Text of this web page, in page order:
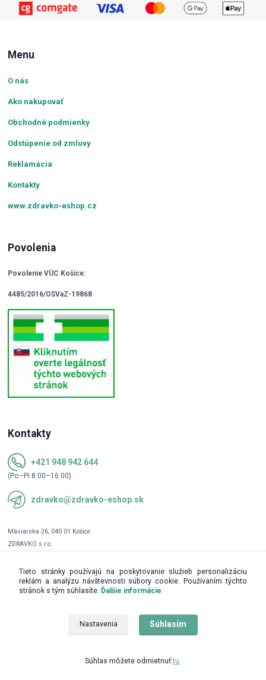
Menu
O nás
Ako nakupovať
Obchodné podmienky
Odstúpenie od zmluvy
Reklamácia
Kontakty
www.zdravko-eshop.cz
Povolenia
Povolenie VÚC Košice:
4485/2016/OSVaZ-19868
Kontakty
+421 948 942 644
(Po–Pi 8:00–16:00)
zdravko@zdravko-eshop.sk
Upravit sběr cookies.
Tieto stránky používajú na poskytovanie služieb personalizáciu
reklám a analýzu návštevnosti súbory cookie. Používaním týchto
stránok s tým súhlasíte. Ďalšie informácie
Nastavenia Súhlasím
Súhlas môžete odmietnuťtu.